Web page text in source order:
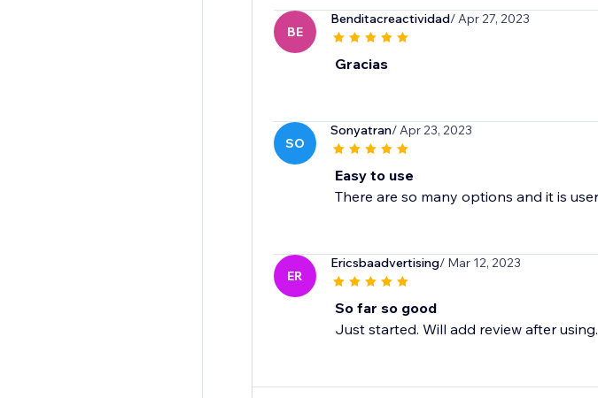
BE
Benditacreactividad/ Apr 27, 2023
Gracias
SO
Sonyatran/ Apr 23, 2023
Easy to use
ER
Ericsbaadvertising/ Mar 12, 2023
So far so good
Just started. Will add review after using.